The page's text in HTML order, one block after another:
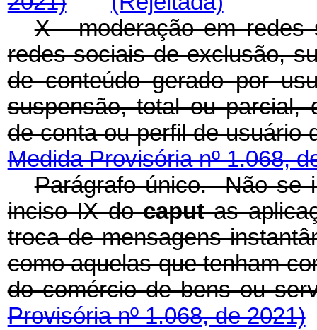
X - moderação em redes
redes sociais de exclusão,
de conteúdo gerado por
suspensão, total ou parcial,
de conta ou perfil de
Medida Provisória nº 1.068,
Parágrafo único. Não se
inciso IX docaputas
troca de mensagens
como aquelas que tenham
do comércio de bens
Provisória nº 1.068, de 2021)